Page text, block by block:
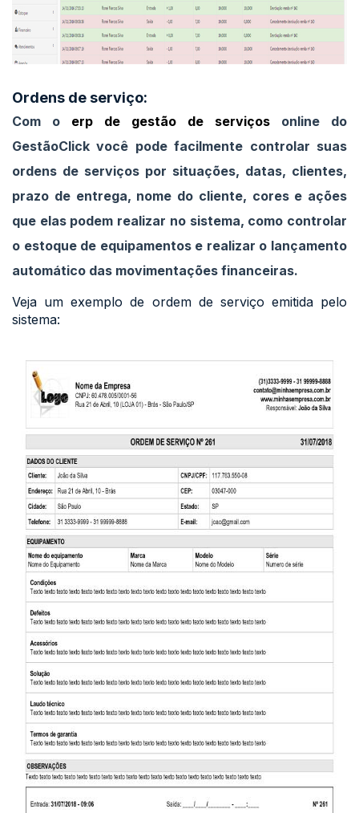
Ordens de serviço:
Com o erp de gestão de serviços online do
GestãoClick você pode facilmente controlar suas
ordens de serviços por situações, datas, clientes,
prazo de entrega, nome do cliente, cores e ações
que elas podem realizar no sistema, como controlar
o estoque de equipamentos e realizar o lançamento
automático das movimentações financeiras.
Veja um exemplo de ordem de serviço emitida pelo
sistema: